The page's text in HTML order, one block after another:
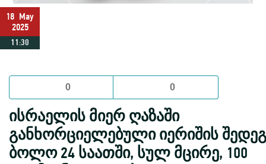
18 May
2025
11:30
0 0
ისრაელის მიერ ღაზაში
განხორციელებული იერიშის
ბოლო 24 საათში, სულ მცირე, 100